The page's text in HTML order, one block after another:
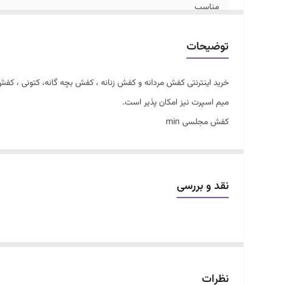
مناسب
توضیحات
خرید اینترنتی کفش مردانه و کفش زنانه ، کفش بچه گانه، کتونی
میم اسپرت نیز امکان پذیر است.
کفش مجلسی min
جنس چرم و یراق درجه یک
نقد و بررسی
نظرات